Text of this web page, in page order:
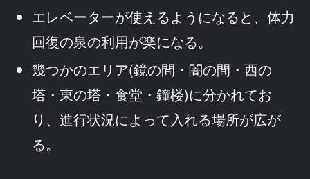
エレベーターが使えるようになると、体力
回復の泉の利用が楽になる。
幾つかのエリア(鏡の間・闇の間・西の
塔・東の塔・食堂・鐘楼)に分かれてお
り、進行状況によって入れる場所が広が
る。